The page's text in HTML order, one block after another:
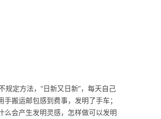
定方法，“日新又日新”，每天自己
搬运邮包感到费事，发明了手车；
会产生发明灵感，怎样做可以发明